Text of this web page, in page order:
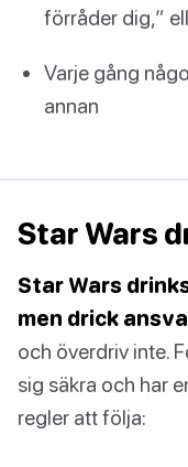
förråder dig,”
Varje gång
annan
Star Wars
Star Wars
men drick
och överdriv inte.
sig säkra och har
regler att följa: